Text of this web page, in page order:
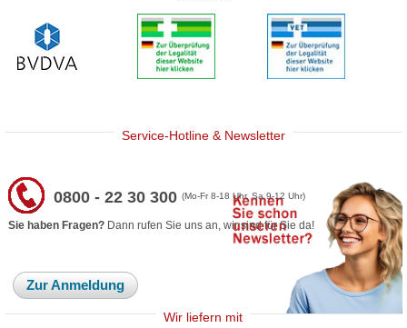
Service-Hotline & Newsletter
0800 - 22 30 300(Mo-Fr 8-18 Uhr, Sa 9-12 Uhr)
Sie haben Fragen? Dann rufen Sie uns an, wir sind für Sie da!
Zur Anmeldung
Wir liefern mit